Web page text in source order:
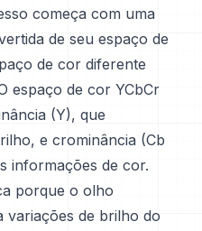
começa com uma
de seu espaço de
de cor diferente
espaço de cor YCbCr
(Y), que
e crominância (Cb
informações de cor.
porque o olho
variações de brilho do